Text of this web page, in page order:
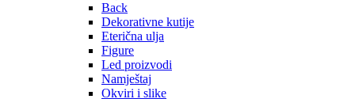
Back
Dekorativne kutije
Eterična ulja
Figure
Led proizvodi
Namještaj
Okviri i slike